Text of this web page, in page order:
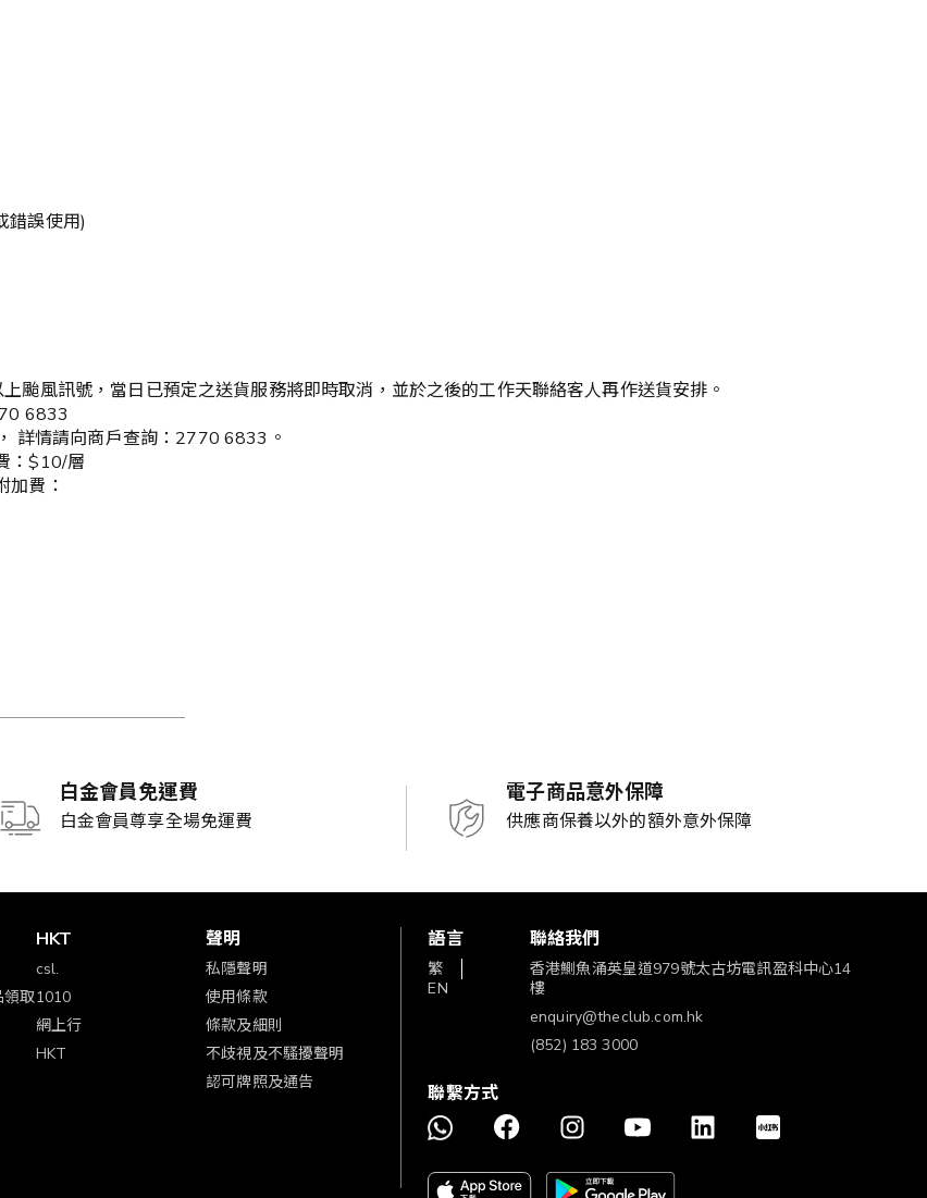
錯誤使用)
颱風訊號，當日已預定之送貨服務將即時取消，並於之後的工作天聯絡客人再作送貨安排。
6833
詳情請向商戶查詢：2770 6833。
：$10/層
加費：
白金會員免運費
白金會員尊享全場免運費
電子商品意外保障
供應商保養以外的額外意外保障
領取
HKT
csl.
1010
網上行
HKT
聲明
私隱聲明
使用條款
條款及細則
不歧視及不騷擾聲明
認可牌照及通告
語言
繁
EN
聯絡我們
香港鰂魚涌英皇道979號太古坊電訊盈科中心14
樓
enquiry@theclub.com.hk
(852) 183 3000
聯繫方式